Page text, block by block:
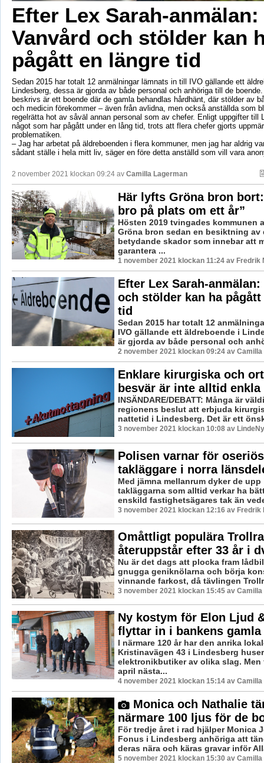
Efter Lex Sarah-anmälan:
Vanvård och stölder kan
pågått en längre tid
Sedan 2015 har totalt 12 anmälningar lämnats in till IVO gällande ett
Lindesberg, dessa är gjorda av både personal och anhöriga till de
beskrivs är ett boende där de gamla behandlas hårdhänt, där stölder av
och medicin förekommer – även från avlidna, men också anställda som
regelrätta hot av såväl annan personal som av chefer. Enligt uppgifter till
något som har pågått under en lång tid, trots att flera chefer gjorts
problematiken.
– Jag har arbetat på äldreboenden i flera kommuner, men jag har aldrig
sådant ställe i hela mitt liv, säger en före detta anställd som vill vara
2 november 2021 klockan 09:24 av Camilla Lagerman
Här lyfts Gröna bron
bro på plats om ett år”
Hösten 2019 tvingades kommunen
Gröna bron sedan en besiktning av
betydande skador som innebar att
garantera ...
1 november 2021 klockan 11:24 av Fredrik
Efter Lex Sarah-anmälan:
och stölder kan ha pågått
tid
Sedan 2015 har totalt 12
IVO gällande ett äldreboende i
är gjorda av både personal och
2 november 2021 klockan 09:24 av Camilla
Enklare kirurgiska och
besvär är inte alltid enkla
INSÄNDARE/DEBATT: Många är
regionens beslut att erbjuda
nattetid i Lindesberg. Det är ett
3 november 2021 klockan 10:08 av
Polisen varnar för
takläggare i norra
Med jämna mellanrum dyker de upp
takläggarna som alltid verkar ha
enskild fastighetsägares tak än
3 november 2021 klockan 12:16 av Fredrik
Omåttligt populära
återuppstår efter 33 år i
Nu är det dags att plocka fram
gnugga geniknölarna och börja
vinnande farkost, då tävlingen
3 november 2021 klockan 15:45 av Camilla
Ny kostym för Elon Ljud
flyttar in i bankens
I närmare 120 år har den anrika
Kristinavägen 43 i Lindesberg
elektronikbutiker av olika slag. Men
april nästa...
4 november 2021 klockan 15:14 av Camilla
Monica och Nathalie
närmare 100 ljus för de
För tredje året i rad hjälper Monica
Fonus i Lindesberg anhöriga att
deras nära och käras gravar inför
5 november 2021 klockan 15:30 av Camilla